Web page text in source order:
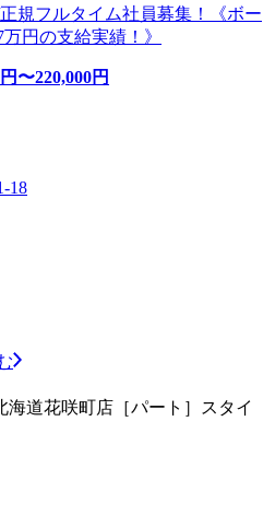
規フルタイム社員募集！《ボー
円の支給実績！》
円〜220,000円
18
道花咲町店［パート］スタイ